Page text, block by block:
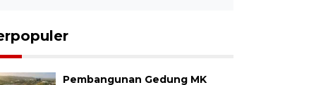
Pembangunan Gedung MK